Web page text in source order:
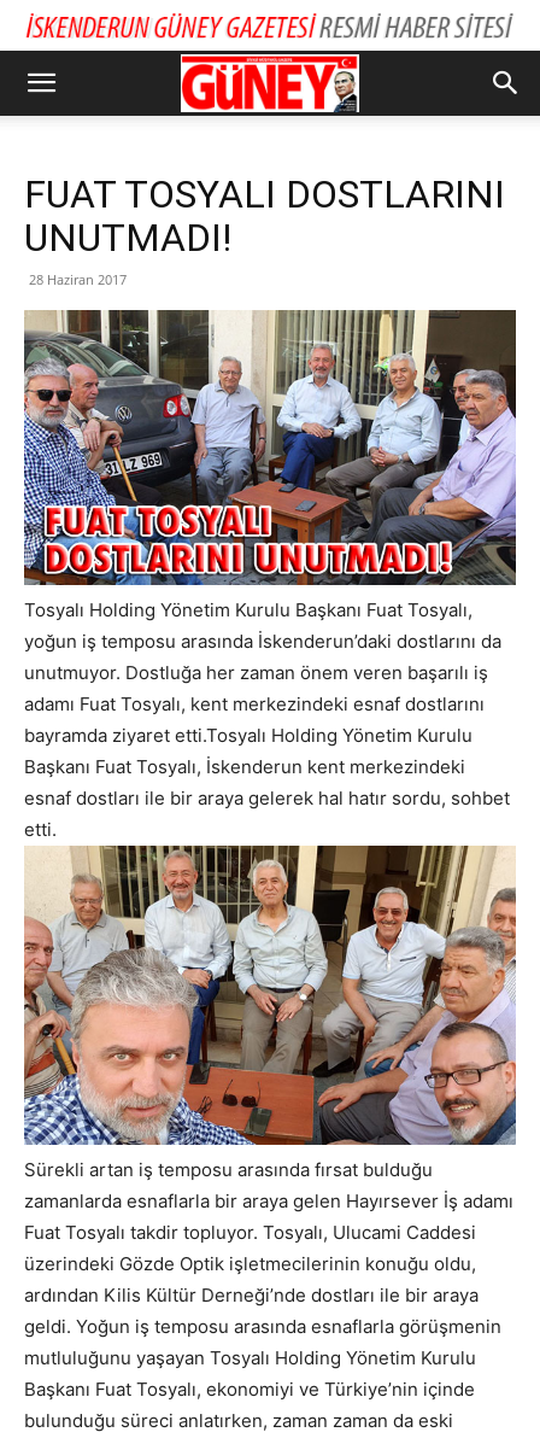
FUAT TOSYALI DOSTLARINI
UNUTMADI!
28 Haziran 2017
Tosyalı Holding Yönetim Kurulu Başkanı Fuat Tosyalı,
yoğun iş temposu arasında İskenderun’daki dostlarını da
unutmuyor. Dostluğa her zaman önem veren başarılı iş
adamı Fuat Tosyalı, kent merkezindeki esnaf dostlarını
bayramda ziyaret etti.Tosyalı Holding Yönetim Kurulu
Başkanı Fuat Tosyalı, İskenderun kent merkezindeki
esnaf dostları ile bir araya gelerek hal hatır sordu, sohbet
etti.
Sürekli artan iş temposu arasında fırsat bulduğu
zamanlarda esnaflarla bir araya gelen Hayırsever İş adamı
Fuat Tosyalı takdir topluyor. Tosyalı, Ulucami Caddesi
üzerindeki Gözde Optik işletmecilerinin konuğu oldu,
ardından Kilis Kültür Derneği’nde dostları ile bir araya
geldi. Yoğun iş temposu arasında esnaflarla görüşmenin
mutluluğunu yaşayan Tosyalı Holding Yönetim Kurulu
Başkanı Fuat Tosyalı, ekonomiyi ve Türkiye’nin içinde
bulunduğu süreci anlatırken, zaman zaman da eski